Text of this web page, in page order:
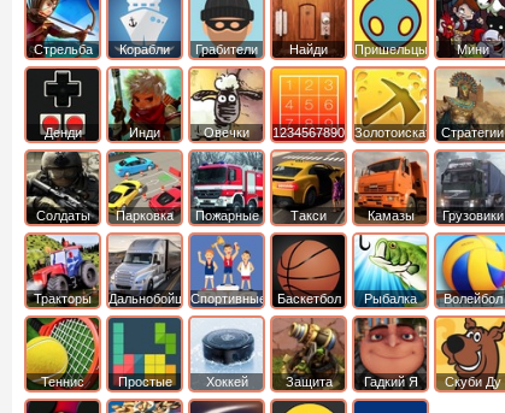
Cтрельба
из лука
Корабли Грабители
Найди
выход
Пришельцы Мини
Денди Инди
Овечки
идут домой
1234567890 ЗолотоискательСтратегии
Солдаты
Парковка
машин
Пожарные
машины
Такси Камазы Грузовики
Тракторы ДальнобойщикиСпортивные Баскетбол Рыбалка Волейбол
Теннис Простые Хоккей
Защита
башни
Гадкий Я Скуби Ду